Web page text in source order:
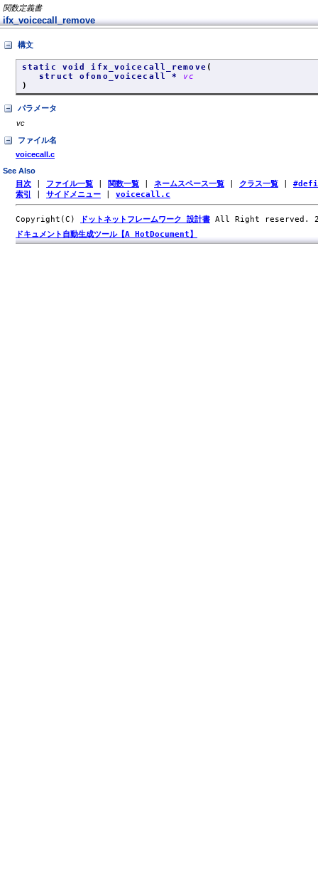
関数定義書
ifx_voicecall_remove
構文
static void ifx_voicecall_remove (
struct ofono_voicecall * vc
)
パラメータ
vc
ファイル名
voicecall.c
See Also
目次 ファイル一覧 関数一覧 ネームスペース一覧 クラス一覧
索引
サイドメニュー voicecall.c
Copyright(C) ドットネットフレームワーク 設計書 All Right reserved.
ドキュメント自動生成ツール【A HotDocument】